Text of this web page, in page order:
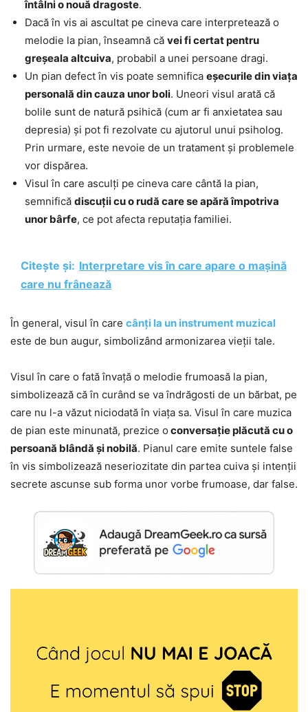
întâlni o nouă dragoste.
Dacă în vis ai ascultat pe cineva care interpretează o
melodie la pian, înseamnă că vei fi certat pentru
greșeala altcuiva, probabil a unei persoane dragi.
Un pian defect în vis poate semnifica eșecurile din viața
personală din cauza unor boli. Uneori visul arată că
bolile sunt de natură psihică (cum ar fi anxietatea sau
depresia) și pot fi rezolvate cu ajutorul unui psiholog.
Prin urmare, este nevoie de un tratament și problemele
vor dispărea.
Visul în care asculți pe cineva care cântă la pian,
semnifică discuții cu o rudă care se apără împotriva
unor bârfe, ce pot afecta reputația familiei.
Citește și: Interpretare vis în care apare o mașină
care nu frânează
În general, visul în care cânți la un instrument muzical
este de bun augur, simbolizând armonizarea vieții tale.
Visul în care o fată învață o melodie frumoasă la pian,
simbolizează că în curând se va îndrăgosti de un bărbat, pe
care nu l-a văzut niciodată în viața sa. Visul în care muzica
de pian este minunată, prezice o conversație plăcută cu o
persoană blândă și nobilă. Pianul care emite suntele false
în vis simbolizează neseriozitate din partea cuiva și intenții
secrete ascunse sub forma unor vorbe frumoase, dar false.